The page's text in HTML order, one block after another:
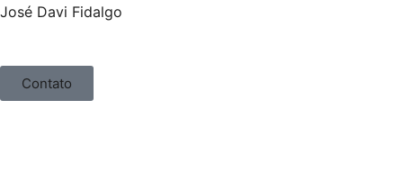
José Davi Fidalgo
Contato